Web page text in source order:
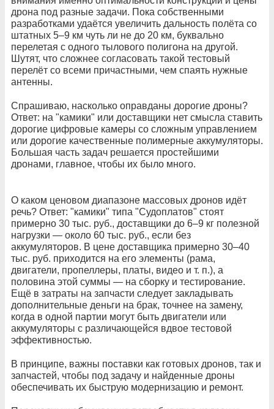
дрона под разные задачи. Пока собственными
разработками удаётся увеличить дальность полёта со
штатных 5–9 км чуть ли не до 20 км, буквально
перелетая с одного тылового полигона на другой.
Шутят, что сложнее согласовать такой тестовый
перелёт со всеми причастными, чем спаять нужные
антенны.
Спрашиваю, насколько оправданы дорогие дроны?
Ответ: на "камики" или доставщики нет смысла ставить
дорогие цифровые камеры со сложным управлением
или дорогие качественные полимерные аккумуляторы.
Большая часть задач решается простейшими
дронами, главное, чтобы их было много.
О каком ценовом диапазоне массовых дронов идёт
речь? Ответ: "камики" типа "Судоплатов" стоят
примерно 30 тыс. руб., доставщики до 6–9 кг полезной
нагрузки — около 60 тыс. руб., если без
аккумуляторов. В цене доставщика примерно 30–40
тыс. руб. приходится на его элементы (рама,
двигатели, пропеллеры, платы, видео и т. п.), а
половина этой суммы — на сборку и тестирование.
Ещё в затраты на запчасти следует закладывать
дополнительные деньги на брак, точнее на замену,
когда в одной партии могут быть двигатели или
аккумуляторы с различающейся вдвое тестовой
эффективностью.
В принципе, важны поставки как готовых дронов, так и
запчастей, чтобы под задачу и найденные дроны
обеспечивать их быструю модернизацию и ремонт.